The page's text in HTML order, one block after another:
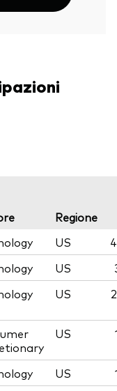
Regione
US
US
US
US
US